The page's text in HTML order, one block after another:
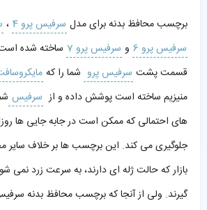
برچسب محافظ بدنه برای مدل سرفیس پرو 4 ،
سرفیس پرو 6
و سرفیس پرو 7
ساخته شده
قسمت پشت سرفیس پرو شما را که
منیزیم ساخته است پوشش داده و از سرفیس
های احتمالی که ممکن است در جابه جایی ها
جلوگیری می کند. این برچسب ها بر خلاف سایر
بازار که حالت ژله ای دارند، به سرعت زرد نمی
گیرند. ولی از آنجا که برچسب محافظ بدنه